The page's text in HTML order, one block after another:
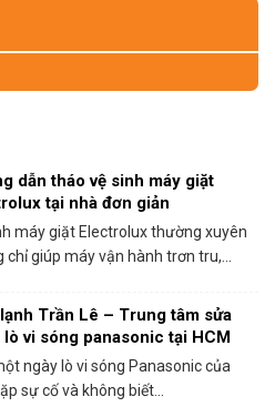
dẫn tháo vệ sinh máy giặt
tại nhà đơn giản
máy giặt Electrolux thường xuyên
chỉ giúp máy vận hành trơn tru,...
Trần Lê – Trung tâm sửa
lò vi sóng panasonic tại HCM
ngày lò vi sóng Panasonic của
sự cố và không biết...